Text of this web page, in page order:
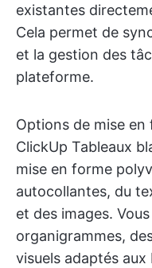
existantes
Cela permet de
et la gestion des
plateforme.
Options de mise en
ClickUp Tableaux
mise en forme
autocollantes, du
et des images.
organigrammes,
visuels adaptés